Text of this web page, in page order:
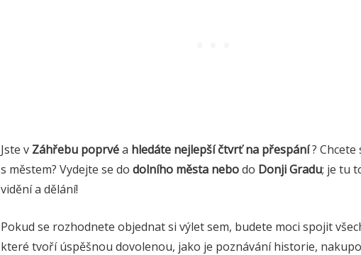
Jste v Záhřebu poprvéa hledáte nejlepší čtvrť na přespání?
s městem? Vydejte se do dolního města nebodo Donji Gradu; je tu
vidění a dělání!
Pokud se rozhodnete objednat si výlet sem, budete moci spojit
které tvoří úspěšnou dovolenou, jako je poznávání historie,